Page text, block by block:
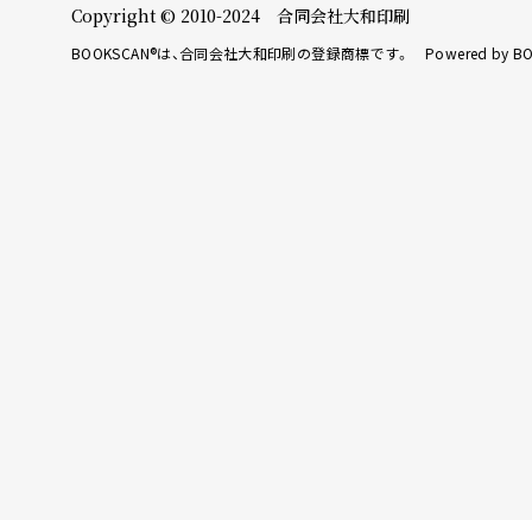
Copyright © 2010-2024 合同会社大和印刷
BOOKSCAN®は、合同会社大和印刷の登録商標です。 Powered by